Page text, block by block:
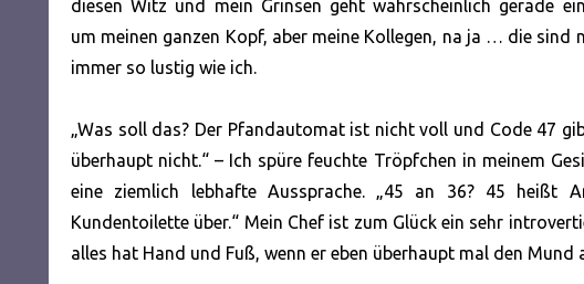
diesen Witz und mein Grinsen geht wahrscheinlich gerade
um meinen ganzen Kopf, aber meine Kollegen, na ja … die sind
immer so lustig wie ich.
„Was soll das? Der Pfandautomat ist nicht voll und Code 47
überhaupt nicht.“ – Ich spüre feuchte Tröpfchen in meinem
eine ziemlich lebhafte Aussprache. „45 an 36? 45 heißt
Kundentoilette über.“ Mein Chef ist zum Glück ein sehr
alles hat Hand und Fuß, wenn er eben überhaupt mal den Mund